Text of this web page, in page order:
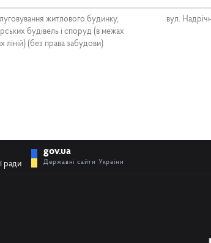
житлового будинку,
будівель і споруд (в межах
ліній) (без права забудови)
вул.
ради
gov.ua
Державні сайти України